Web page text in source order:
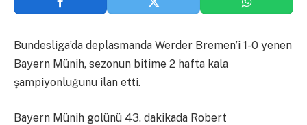
Bundesliga’da deplasmanda Werder Bremen’i 1-0 yenen
Bayern Münih, sezonun bitime 2 hafta kala
şampiyonluğunu ilan etti.
Bayern Münih golünü 43. dakikada Robert